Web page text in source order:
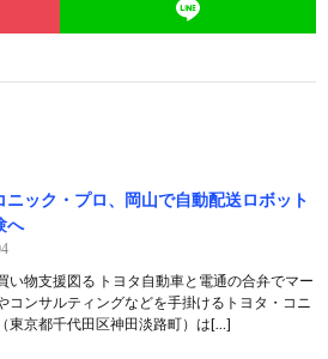
ニック・プロ、岡山で自動配送ロボット
へ
い物支援図る トヨタ自動車と電通の合弁でマー
コンサルティングなどを手掛けるトヨタ・コニ
東京都千代田区神田淡路町）は[…]